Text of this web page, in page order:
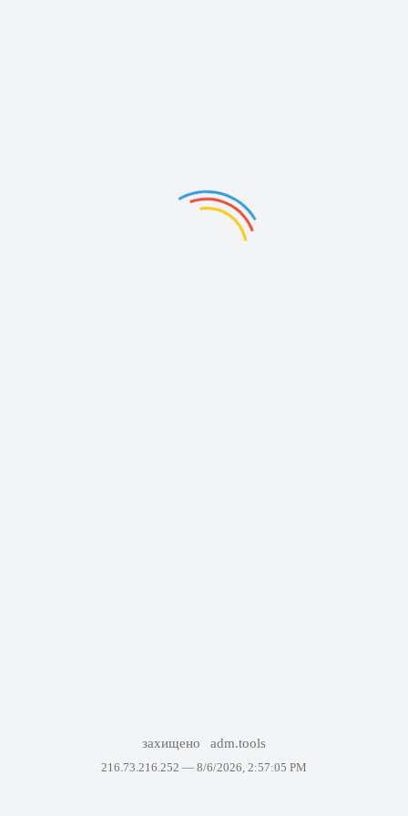
захищено adm.tools
216.73.216.252 — 8/6/2026, 2:57:05 PM